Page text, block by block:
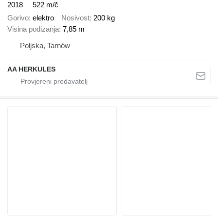
2018
522 m/č
Gorivo elektro Nosivost 200 kg
Visina podizanja 7,85 m
Poljska, Tarnów
AA HERKULES